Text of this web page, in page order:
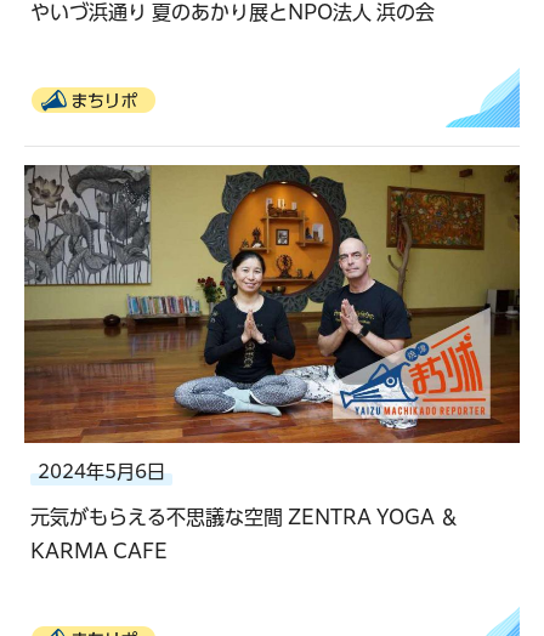
やいづ浜通り 夏のあかり展とNPO法人 浜の会
まちリポ
2024年5月6日
元気がもらえる不思議な空間 ZENTRA YOGA ＆
KARMA CAFE